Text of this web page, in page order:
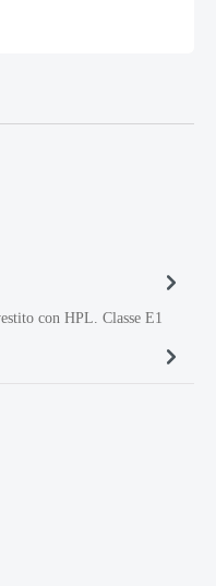
con HPL. Classe E1